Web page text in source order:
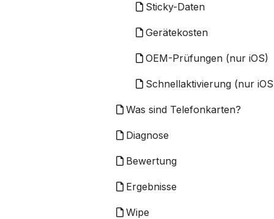
Sticky-Daten
Gerätekosten
OEM-Prüfungen (nur iOS)
Schnellaktivierung (nur
Was sind Telefonkarten?
Diagnose
Bewertung
Ergebnisse
Wipe